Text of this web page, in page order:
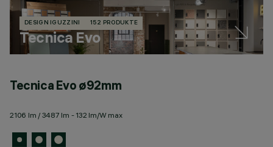
DESIGN IGUZZINI 152 PRODUKTE
Tecnica Evo
Tecnica Evo ø92mm
2106 lm / 3487 lm - 132 lm/W max